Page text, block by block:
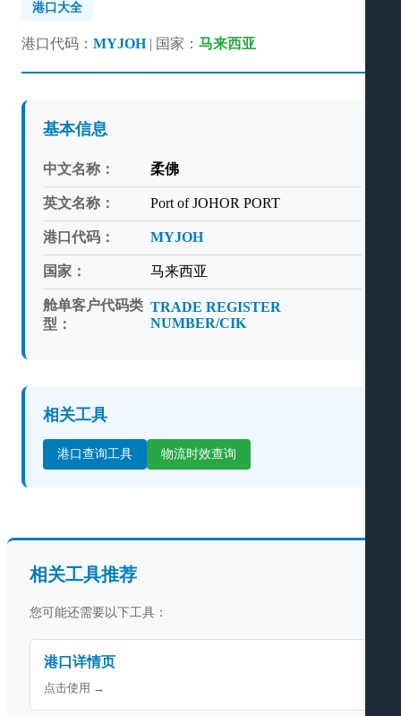
港口大全
港口代码： MYJOH| 国家： 马来西亚
基本信息
中文名称： 柔佛
英文名称： Port of JOHOR PORT
港口代码： MYJOH
国家： 马来西亚
舱单客户代码类
型：
TRADE REGISTER
NUMBER/CIK
相关工具
港口查询工具 物流时效查询
相关工具推荐
您可能还需要以下工具：
港口详情页
点击使用 →